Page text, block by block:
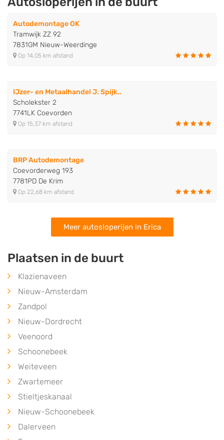
Autodemontage OK
Tramwijk ZZ 92
7831GM Nieuw-Weerdinge
Op 14,05 km afstand
IJzer- en Metaalhandel J. Spijk..
Scholekster 2
7741LK Coevorden
Op 15,37 km afstand
BRP Autodemontage
Coevorderweg 193
7781PD De Krim
Op 22,68 km afstand
Meer autosloperijen in Erica
Plaatsen in de buurt
Klazienaveen
Nieuw-Amsterdam
Zandpol
Nieuw-Dordrecht
Veenoord
Schoonebeek
Weiteveen
Zwartemeer
Stieltjeskanaal
Nieuw-Schoonebeek
Dalerveen